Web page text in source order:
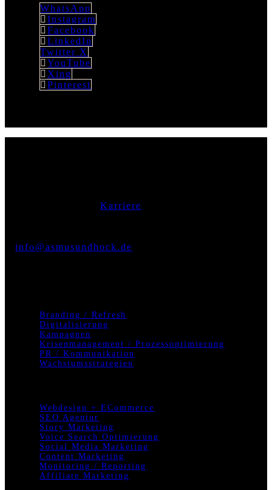
WhatsApp
Instagram
Facebook
LinkedIn
Twitter X
YouTube
Xing
Pinterest
We’re hiring! ->Karriere
info@asmusundhock.de
Branding / Refresh
Digitalisierung
Kampagnen
Krisenmanagement / Prozessoptimierung
PR / Kommunikation
Wachstumsstrategien
Webdesign + ECommerce
SEO Agentur
Story Marketing
Voice Search Optimierung
Social Media Marketing
Content Marketing
Monitoring / Reporting
Affiliate Marketing